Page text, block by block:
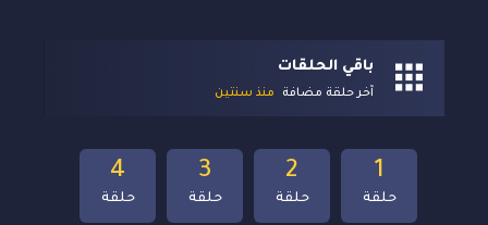
باقي الحلقات
آخر حلقة مضافة منذ سنتين
4
حلقة
3
حلقة
2
حلقة
1
حلقة